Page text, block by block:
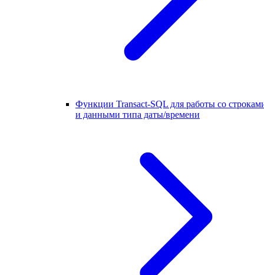
Функции Transact-SQL для работы со
и данными типа даты/времени